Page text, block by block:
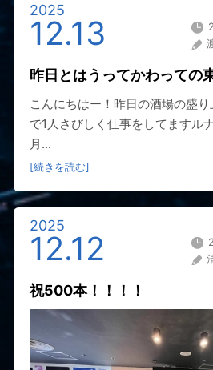
2025
12.13
昨日とはうってかわっての
こんにちはー！昨日の酒場の盛
で1人さびしく仕事をしてますル
月...
[続きを読む]
2025
12.12
祝500本！！！！